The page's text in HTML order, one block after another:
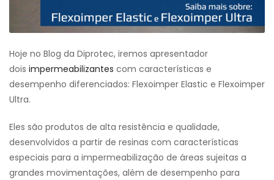
Hoje no Blog da Diprotec, iremos apresentador
dois impermeabilizantes com características e
desempenho diferenciados: Flexoimper Elastic e Flexoimper
Ultra.
Eles são produtos de alta resistência e qualidade,
desenvolvidos a partir de resinas com características
especiais para a impermeabilização de áreas sujeitas a
grandes movimentações, além de desempenho para